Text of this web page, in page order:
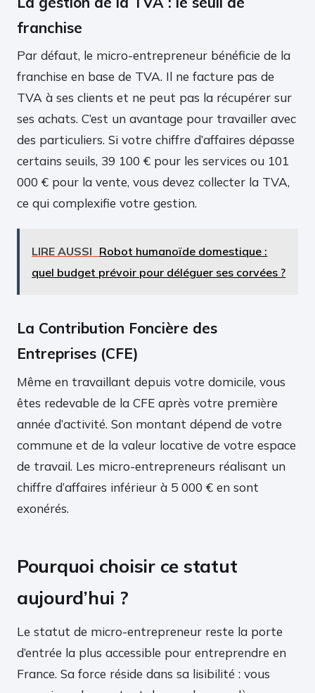
franchise
Par défaut, le micro-entrepreneur bénéficie de la
franchise en base de TVA. Il ne facture pas de
TVA à ses clients et ne peut pas la récupérer sur
ses achats. C’est un avantage pour travailler avec
des particuliers. Si votre chiffre d’affaires dépasse
certains seuils, 39 100 € pour les services ou 101
000 € pour la vente, vous devez collecter la TVA,
ce qui complexifie votre gestion.
LIRE AUSSI Robot humanoïde domestique :
quel budget prévoir pour déléguer ses corvées ?
La Contribution Foncière des
Entreprises (CFE)
Même en travaillant depuis votre domicile, vous
êtes redevable de la CFE après votre première
année d’activité. Son montant dépend de votre
commune et de la valeur locative de votre espace
de travail. Les micro-entrepreneurs réalisant un
chiffre d’affaires inférieur à 5 000 € en sont
exonérés.
Pourquoi choisir ce statut
aujourd’hui ?
Le statut de micro-entrepreneur reste la porte
d’entrée la plus accessible pour entreprendre en
France. Sa force réside dans sa lisibilité : vous